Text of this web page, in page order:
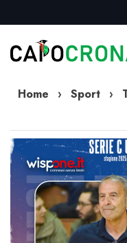
Home › Sport ›